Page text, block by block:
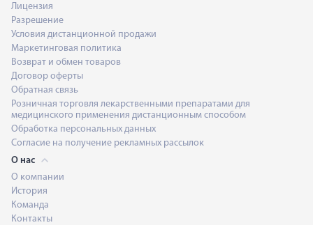
Лицензия
Разрешение
Условия дистанционной продажи
Маркетинговая политика
Возврат и обмен товаров
Договор оферты
Обратная связь
Розничная торговля лекарственными препаратами для
медицинского применения дистанционным способом
Обработка персональных данных
Согласие на получение рекламных рассылок
О нас
О компании
История
Команда
Контакты